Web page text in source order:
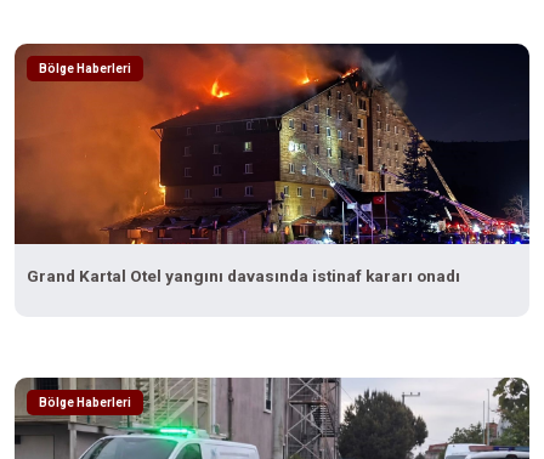
Bölge Haberleri
Grand Kartal Otel yangını davasında istinaf kararı onadı
Bölge Haberleri